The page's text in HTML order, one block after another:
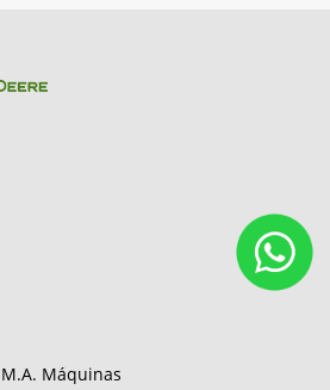
M.A. Máquinas